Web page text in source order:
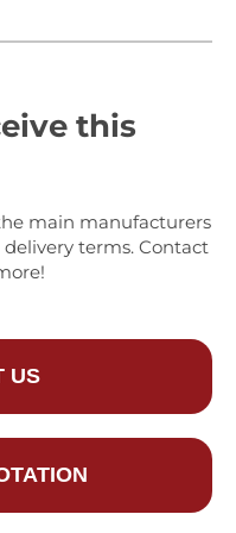
this
main manufacturers
terms. Contact
US